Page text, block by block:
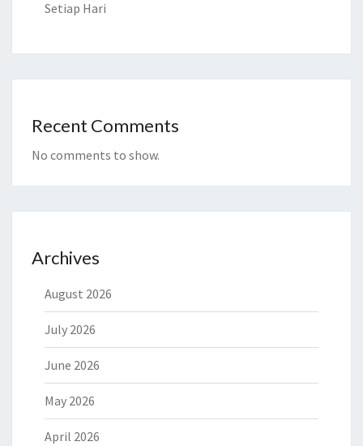
Setiap Hari
Recent Comments
No comments to show.
Archives
August 2026
July 2026
June 2026
May 2026
April 2026